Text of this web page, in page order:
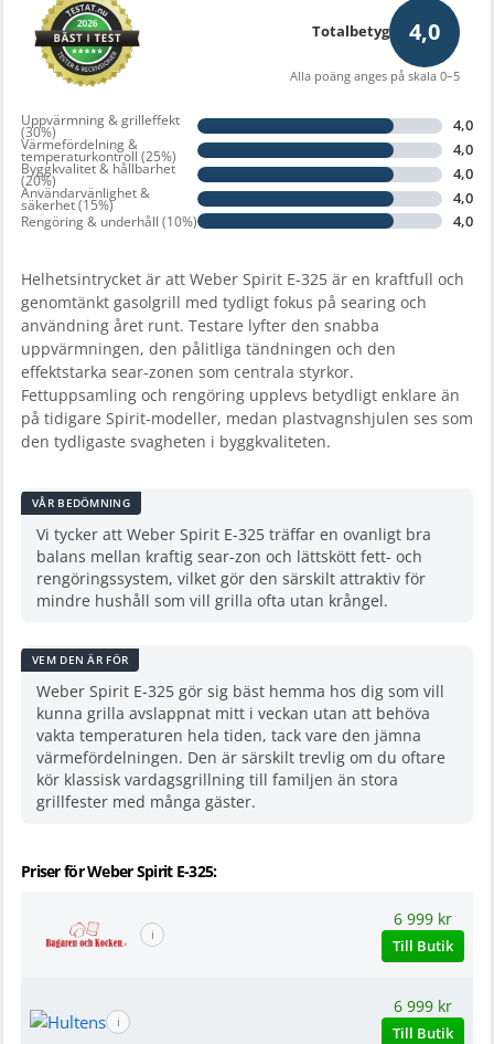
Uppvärmning & grilleffekt
(30%) 4,0
Värmefördelning &
temperaturkontroll (25%) 4,0
Byggkvalitet & hållbarhet
(20%) 4,0
Användarvänlighet &
säkerhet (15%) 4,0
Rengöring & underhåll (10%) 4,0
Totalbetyg 4,0
Alla poäng anges på skala 0–5
Helhetsintrycket är att Weber Spirit E-325 är en kraftfull och
genomtänkt gasolgrill med tydligt fokus på searing och
användning året runt. Testare lyfter den snabba
uppvärmningen, den pålitliga tändningen och den
effektstarka sear-zonen som centrala styrkor.
Fettuppsamling och rengöring upplevs betydligt enklare än
på tidigare Spirit-modeller, medan plastvagnshjulen ses som
den tydligaste svagheten i byggkvaliteten.
VÅR BEDÖMNING
Vi tycker att Weber Spirit E-325 träffar en ovanligt bra
balans mellan kraftig sear-zon och lättskött fett- och
rengöringssystem, vilket gör den särskilt attraktiv för
mindre hushåll som vill grilla ofta utan krångel.
VEM DEN ÄR FÖR
Weber Spirit E-325 gör sig bäst hemma hos dig som vill
kunna grilla avslappnat mitt i veckan utan att behöva
vakta temperaturen hela tiden, tack vare den jämna
värmefördelningen. Den är särskilt trevlig om du oftare
kör klassisk vardagsgrillning till familjen än stora
grillfester med många gäster.
Priser för Weber Spirit E-325:
ℹ
6 999 kr
Till Butik
ℹ
6 999 kr
Till Butik